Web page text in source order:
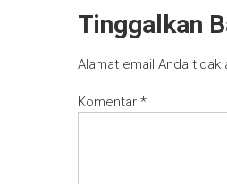
Tinggalkan
Alamat email Anda tidak
Komentar *